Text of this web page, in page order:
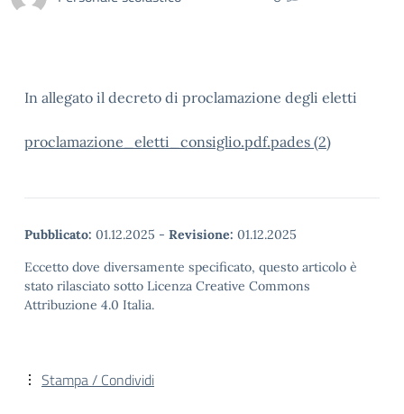
In allegato il decreto di proclamazione degli eletti
proclamazione_eletti_consiglio.pdf.pades (2)
Pubblicato: 01.12.2025 - Revisione: 01.12.2025
Eccetto dove diversamente specificato, questo articolo è
stato rilasciato sotto Licenza Creative Commons
Attribuzione 4.0 Italia.
Stampa / Condividi